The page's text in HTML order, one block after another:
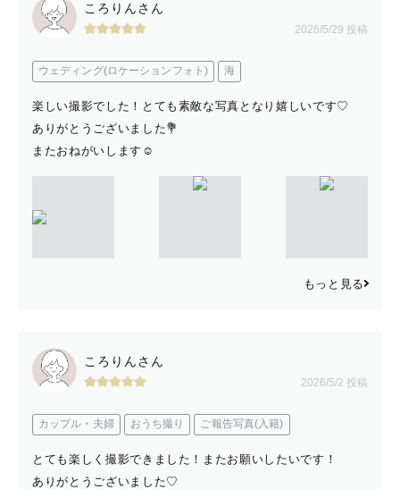
ころりんさん
2026/5/29 投稿
ウェディング(ロケーションフォト) 海
楽しい撮影でした！とても素敵な写真となり嬉しいです♡
ありがとうございました💐
またおねがいします☺️
もっと見る
ころりんさん
2026/5/2 投稿
カップル・夫婦 おうち撮り ご報告写真(入籍)
とても楽しく撮影できました！またお願いしたいです！
ありがとうございました♡